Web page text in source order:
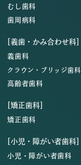
むし歯科
歯周病科
[義歯・かみ合わせ科]
義歯科
クラウン・ブリッジ歯科
高齢者歯科
[矯正歯科]
矯正歯科
[小児・障がい者歯科]
小児・障がい者歯科